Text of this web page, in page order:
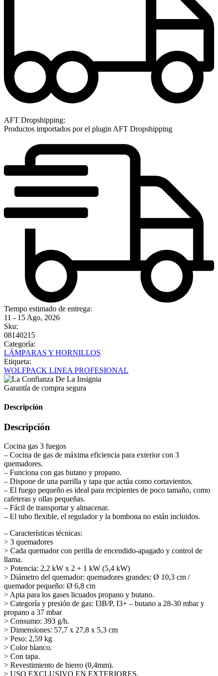
AFT Dropshipping:
Productos importados por el plugin AFT Dropshipping
Tiempo estimado de entrega:
11 - 15 Ago, 2026
Sku:
08140215
Categoría:
LÁMPARAS Y HORNILLOS
Etiqueta:
WOLFPACK LINEA PROFESIONAL
Garantía de compra segura
Descripción
Descripción
Cocina gas 3 fuegos
– Cocina de gas de máxima eficiencia para exterior con 3
quemadores.
– Funciona con gas butano y propano.
– Dispone de una parrilla y tapa que actúa como cortavientos.
– El fuego pequeño es ideal para recipientes de poco tamaño, como
cafeteras y ollas pequeñas.
– Fácil de transportar y almacenar.
– El tubo flexible, el regulador y la bombona no están incluidos.
– Características técnicas:
> 3 quemadores
> Cada quemador con perilla de encendido-apagado y control de
llama.
> Potencia: 2,2 kW x 2 + 1 kW (5,4 kW)
> Diámetro del quemador: quemadores grandes: Ø 10,3 cm /
quemador pequeño: Ø 6,8 cm
> Apta para los gases licuados propano y butano.
> Categoría y presión de gas: I3B/P, I3+ – butano a 28-30 mbar y
propano a 37 mbar
> Consumo: 393 g/h.
> Dimensiones: 57,7 x 27,8 x 5,3 cm
> Peso: 2,59 kg
> Color blanco.
> Con tapa.
> Revestimiento de hierro (0,4mm).
> USO EXCLUSIVO EN EXTERIORES.